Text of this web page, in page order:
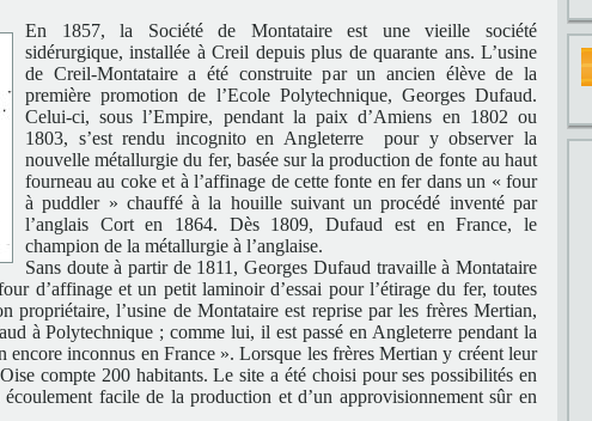
En 1857, la Société de Montataire est une vieille société
sidérurgique, installée à Creil depuis plus de quarante ans. L’usine
de Creil-Montataire a été construite par un ancien élève de la
première promotion de l’Ecole Polytechnique, Georges Dufaud.
Celui-ci, sous l’Empire, pendant la paix d’Amiens en 1802 ou
1803, s’est rendu incognito en Angleterre pour y observer la
nouvelle métallurgie du fer, basée sur la production de fonte au haut
fourneau au coke et à l’affinage de cette fonte en fer dans un « four
à puddler » chauffé à la houille suivant un procédé inventé par
l’anglais Cort en 1864. Dès 1809, Dufaud est en France, le
champion de la métallurgie à l’anglaise.
Sans doute à partir de 1811, Georges Dufaud travaille à Montataire
d’affinage et un petit laminoir d’essai pour l’étirage du fer, toutes
l’usine de Montataire est reprise par les frères Mertian,
à Polytechnique ; comme lui, il est passé en Angleterre pendant la
inconnus en France ». Lorsque les frères Mertian y créent leur
compte 200 habitants. Le site a été choisi pour ses possibilités en
facile de la production et d’un approvisionnement sûr en